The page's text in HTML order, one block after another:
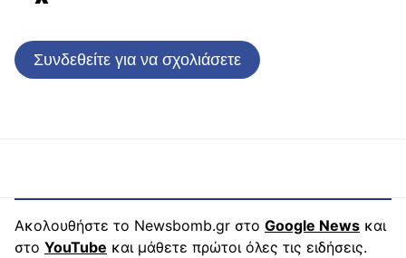
Συνδεθείτε για να σχολιάσετε
Ακολουθήστε το Newsbomb.gr στο Google News και
στο YouTube και μάθετε πρώτοι όλες τις ειδήσεις.